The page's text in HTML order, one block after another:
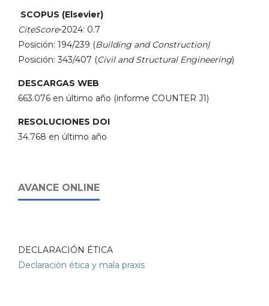
SCOPUS (Elsevier)
CiteScore-2024: 0.7
Posición: 194/239 (Building and Construction)
Posición: 343/407 (Civil and Structural Engineering)
DESCARGAS WEB
663.076 en último año (informe COUNTER J1)
RESOLUCIONES DOI
34.768 en último año
AVANCE ONLINE
DECLARACIÓN ÉTICA
Declaración ética y mala praxis